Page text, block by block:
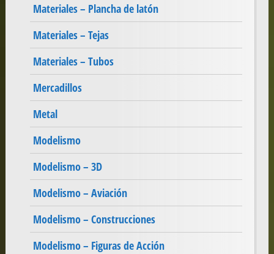
Materiales – Plancha de latón
Materiales – Tejas
Materiales – Tubos
Mercadillos
Metal
Modelismo
Modelismo – 3D
Modelismo – Aviación
Modelismo – Construcciones
Modelismo – Figuras de Acción